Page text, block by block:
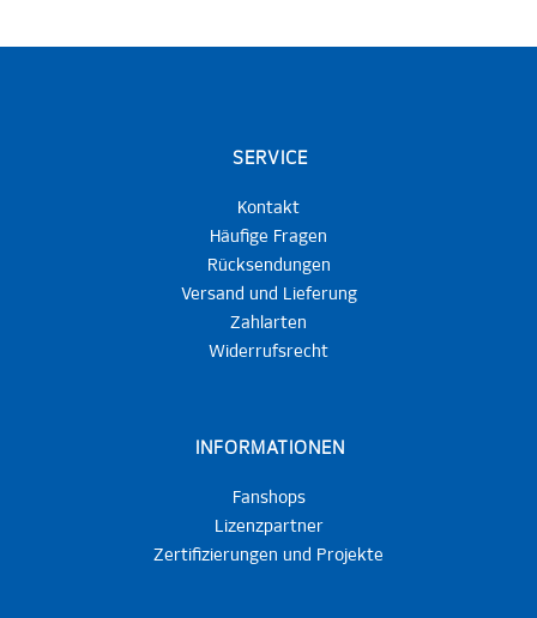
SERVICE
Kontakt
Häufige Fragen
Rücksendungen
Versand und Lieferung
Zahlarten
Widerrufsrecht
INFORMATIONEN
Fanshops
Lizenzpartner
Zertifizierungen und Projekte